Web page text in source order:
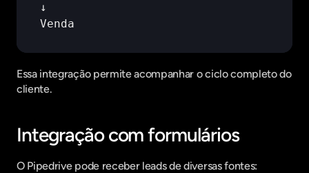
↓
Venda
Essa integração permite acompanhar o ciclo completo do
cliente.
Integração com formulários
O Pipedrive pode receber leads de diversas fontes: